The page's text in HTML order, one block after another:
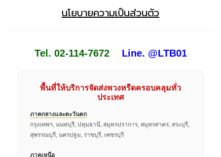
นโยบายความเป็นส่วนตัว
Tel. 02-114-7672 Line. @LTB01
พื้นที่ให้บริการจัดส่งพวงหรีดครอบคลุมทั่ว
ประเทศ
ภาคกลางและตะวันตก
กรุงเทพฯ, นนทบุรี, ปทุมธานี, สมุทรปราการ, สมุทรสาคร, สระบุรี,
สุพรรณบุรี, นครปฐม, ราชบุรี, เพชรบุรี
ภาคเหนือ